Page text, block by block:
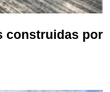
construidas por